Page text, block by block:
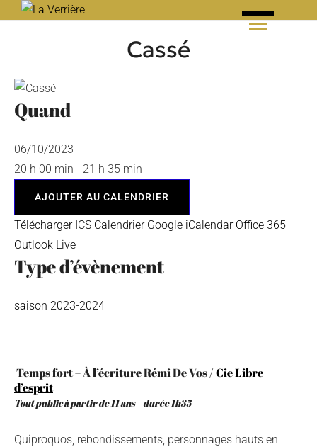
Cassé
Quand
06/10/2023
20 h 00 min - 21 h 35 min
AJOUTER AU CALENDRIER
Télécharger ICS Calendrier Google iCalendar Office 365
Outlook Live
Type d’évènement
saison 2023-2024
Temps fort – À l’écriture Rémi De Vos /Cie Libre
d’esprit
Tout public à partir de 11 ans – durée 1h35
Quiproquos, rebondissements, personnages hauts en